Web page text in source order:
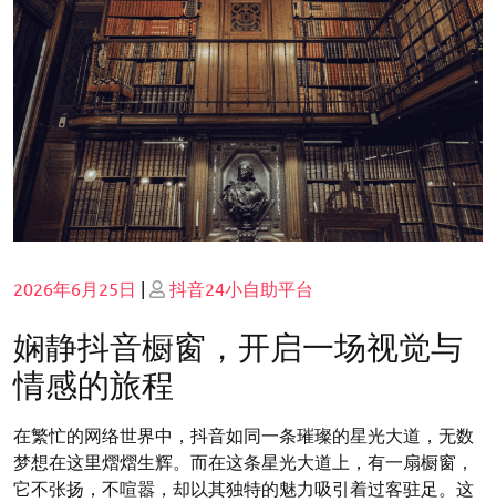
Posted
2026年6月25日 | Posted
抖音24小自助平台
娴静抖音橱窗，开启一场视觉与
情感的旅程
在繁忙的网络世界中，抖音如同一条璀璨的星光大道，无数
梦想在这里熠熠生辉。而在这条星光大道上，有一扇橱窗，
它不张扬，不喧嚣，却以其独特的魅力吸引着过客驻足。这